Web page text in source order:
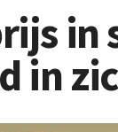
in
in